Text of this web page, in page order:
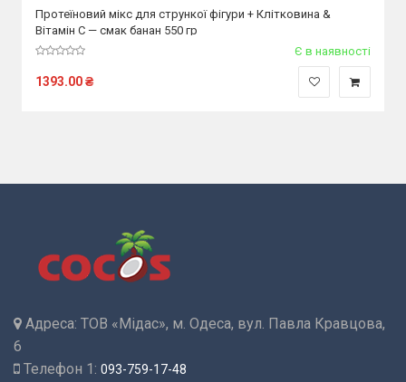
Протеїновий мікс для стрункої фігури + Клітковина &
Вітамін С — смак банан 550 гр
Є в наявності
1393.00₴
Адреса: ТОВ «Мідас», м. Одеса, вул. Павла Кравцова,
6
Телефон 1: 093-759-17-48